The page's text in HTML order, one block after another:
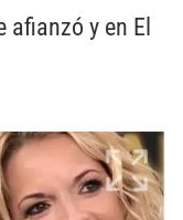
afianzó y en El